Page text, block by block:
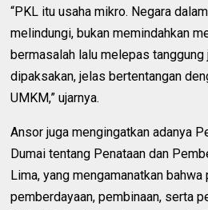
“PKL itu usaha mikro. Negara
melindungi, bukan memindahkan
bermasalah lalu melepas tanggung
dipaksakan, jelas bertentangan
UMKM,” ujarnya.
Ansor juga mengingatkan adanya
Dumai tentang Penataan dan
Lima, yang mengamanatkan
pemberdayaan, pembinaan, serta